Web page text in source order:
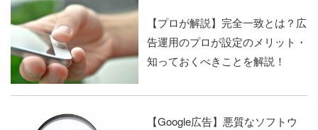
【プロが解説】完全一致とは？広
告運用のプロが設定のメリット・
知っておくべきことを解説！
【Google広告】悪質なソフトウ